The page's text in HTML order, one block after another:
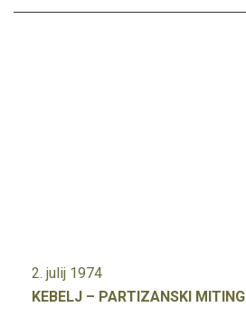
2. julij 1974
KEBELJ – PARTIZANSKI MITING